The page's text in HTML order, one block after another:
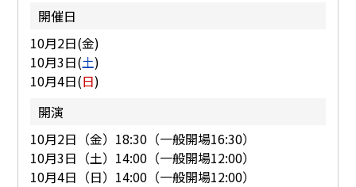
開催日
10月2日(金)
10月3日(土)
10月4日(日)
開演
10月2日（金）18:30（一般開場16:30）
10月3日（土）14:00（一般開場12:00）
10月4日（日）14:00（一般開場12:00）